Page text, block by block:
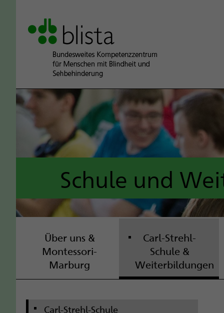
Schule und
Über uns &
Montessori-
Marburg
Carl-Strehl-
Schule &
Weiterbildungen
Carl-Strehl-Schule